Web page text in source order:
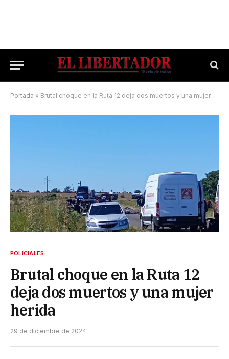
Portada » Brutal choque en la Ruta 12 deja dos muertos y una mujer herida
POLICIALES
Brutal choque en la Ruta 12
deja dos muertos y una mujer
herida
29 de diciembre de 2024